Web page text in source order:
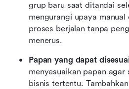
grup baru saat ditandai
mengurangi upaya manual
proses berjalan tanpa
menerus.
Papan yang dapat
menyesuaikan papan agar
bisnis tertentu.